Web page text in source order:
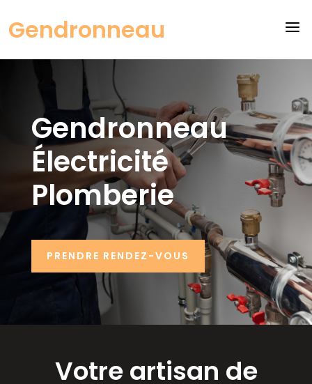
Gendronneau a
Gendronneau
Électricité
Plomberie
PRENDRE RENDEZ-VOUS
Votre artisan de